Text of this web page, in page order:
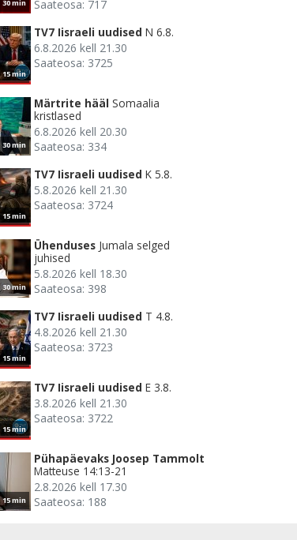
30 min Saateosa: 717
15 min
TV7 Iisraeli uudised N 6.8.
6.8.2026 kell 21.30
Saateosa: 3725
30 min
Märtrite hääl Somaalia
kristlased
6.8.2026 kell 20.30
Saateosa: 334
15 min
TV7 Iisraeli uudised K 5.8.
5.8.2026 kell 21.30
Saateosa: 3724
30 min
Ühenduses Jumala selged
juhised
5.8.2026 kell 18.30
Saateosa: 398
15 min
TV7 Iisraeli uudised T 4.8.
4.8.2026 kell 21.30
Saateosa: 3723
15 min
TV7 Iisraeli uudised E 3.8.
3.8.2026 kell 21.30
Saateosa: 3722
15 min
Pühapäevaks Joosep Tammolt
Matteuse 14:13-21
2.8.2026 kell 17.30
Saateosa: 188